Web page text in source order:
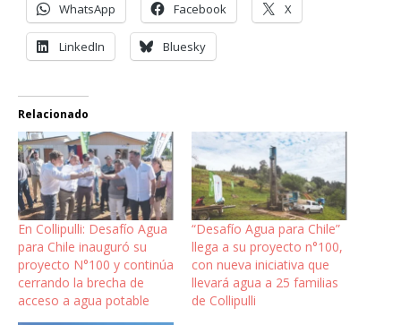
WhatsApp Facebook X
LinkedIn Bluesky
Relacionado
En Collipulli: Desafío Agua
para Chile inauguró su
proyecto N°100 y continúa
cerrando la brecha de
acceso a agua potable
“Desafío Agua para Chile”
llega a su proyecto n°100,
con nueva iniciativa que
llevará agua a 25 familias
de Collipulli